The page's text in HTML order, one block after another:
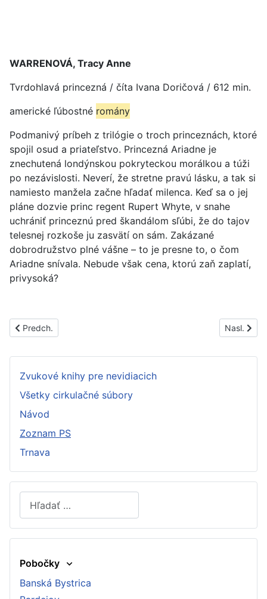
WARRENOVÁ, Tracy Anne
Tvrdohlavá princezná / číta Ivana Doričová / 612 min.
americké ľúbostné romány
Podmanivý príbeh z trilógie o troch princeznách, ktoré
spojil osud a priateľstvo. Princezná Ariadne je
znechutená londýnskou pokryteckou morálkou a túži
po nezávislosti. Neverí, že stretne pravú lásku, a tak si
namiesto manžela začne hľadať milenca. Keď sa o jej
pláne dozvie princ regent Rupert Whyte, v snahe
uchrániť princeznú pred škandálom sľúbi, že do tajov
telesnej rozkoše ju zasvätí on sám. Zakázané
dobrodružstvo plné vášne – to je presne to, o čom
Ariadne snívala. Nebude však cena, ktorú zaň zaplatí,
privysoká?
Predchádzajúci článok: PS1172A
Predch. Nasl.
Zvukové knihy pre nevidiacich
Všetky cirkulačné súbory
Návod
Zoznam PS
Trnava
Hľadať
Type 2 or more characters for results.
Pobočky
Banská Bystrica